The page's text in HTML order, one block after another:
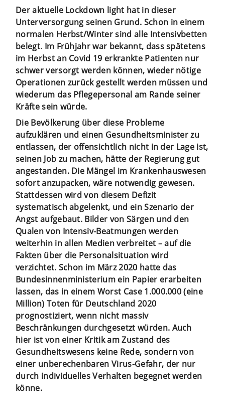
Der aktuelle Lockdown light hat in dieser
Unterversorgung seinen Grund. Schon in einem
normalen Herbst/Winter sind alle Intensivbetten
belegt. Im Frühjahr war bekannt, dass spätetens
im Herbst an Covid 19 erkrankte Patienten nur
schwer versorgt werden können, wieder nötige
Operationen zurück gestellt werden müssen und
wiederum das Pflegepersonal am Rande seiner
Kräfte sein würde.
Die Bevölkerung über diese Probleme
aufzuklären und einen Gesundheitsminister zu
entlassen, der offensichtlich nicht in der Lage ist,
seinen Job zu machen, hätte der Regierung gut
angestanden. Die Mängel im Krankenhauswesen
sofort anzupacken, wäre notwendig gewesen.
Stattdessen wird von diesem Defizit
systematisch abgelenkt, und ein Szenario der
Angst aufgebaut. Bilder von Särgen und den
Qualen von Intensiv-Beatmungen werden
weiterhin in allen Medien verbreitet – auf die
Fakten über die Personalsituation wird
verzichtet. Schon im März 2020 hatte das
Bundesinnenministerium ein Papier erarbeiten
lassen, das in einem Worst Case 1.000.000 (eine
Million) Toten für Deutschland 2020
prognostiziert, wenn nicht massiv
Beschränkungen durchgesetzt würden. Auch
hier ist von einer Kritik am Zustand des
Gesundheitswesens keine Rede, sondern von
einer unberechenbaren Virus-Gefahr, der nur
durch individuelles Verhalten begegnet werden
könne.